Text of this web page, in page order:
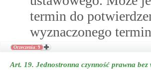
termin do
wyznaczonego
Orzeczenia: 9
Art. 19. Jednostronna czynność prawna